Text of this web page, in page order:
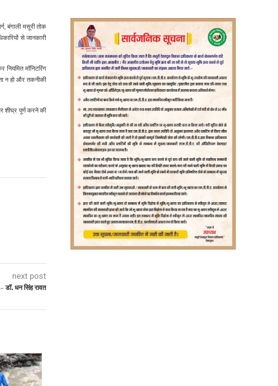
बंगाली मसूरी तोक
से जानकारी
नियमित मॉनिटरिंग
न हो और तकनीकी
शीघ्र पूर्ण करने की
next post
डॉ. धन सिंह रावत